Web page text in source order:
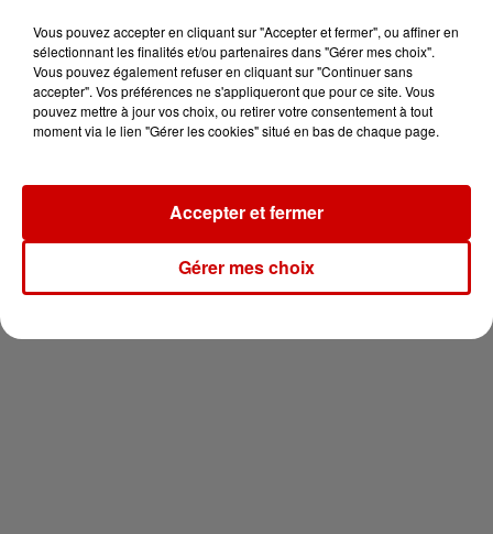
Le Duel - Gagnez votre balade
en jet ski !
Newsletter
Vous pouvez accepter en cliquant sur "Accepter et fermer", ou affiner en
sélectionnant les finalités et/ou partenaires dans "Gérer mes choix".
Vous pouvez également refuser en cliquant sur "Continuer sans
accepter". Vos préférences ne s'appliqueront que pour ce site. Vous
pouvez mettre à jour vos choix, ou retirer votre consentement à tout
moment via le lien "Gérer les cookies" situé en bas de chaque page.
Gérer mes choix
Accepter et fermer